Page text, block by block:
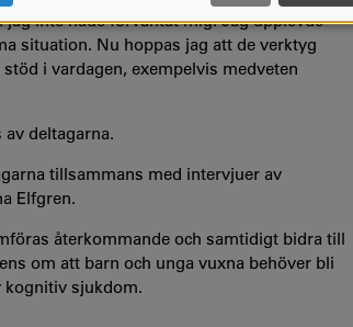
inte hade förväntat mig. Jag upplevde
situation. Nu hoppas jag att de verktyg
i vardagen, exempelvis medveten
deltagarna.
tillsammans med intervjuer av
Elfgren.
återkommande och samtidigt bidra till
om att barn och unga vuxna behöver bli
kognitiv sjukdom.